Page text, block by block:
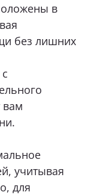
в
без лишних
вам
учитывая
для